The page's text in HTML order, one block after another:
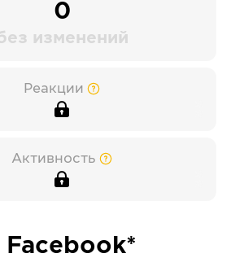
0
изменений
Реакции
Активность
Facebook*